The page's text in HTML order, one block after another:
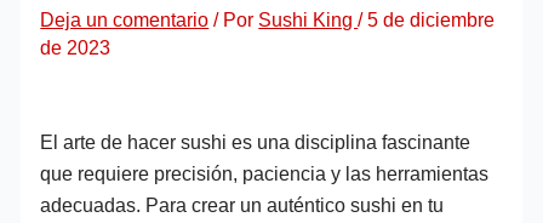
Deja un comentario / Por Sushi King/5 de diciembre
de 2023
El arte de hacer sushi es una disciplina fascinante
que requiere precisión, paciencia y las herramientas
adecuadas. Para crear un auténtico sushi en tu